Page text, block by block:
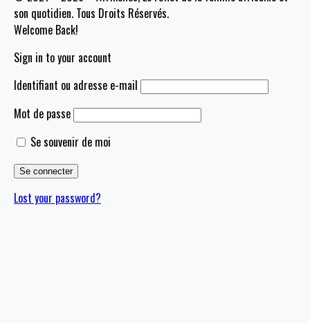
son quotidien. Tous Droits Réservés.
Welcome Back!
Sign in to your account
Identifiant ou adresse e-mail
Mot de passe
Se souvenir de moi
Lost your password?